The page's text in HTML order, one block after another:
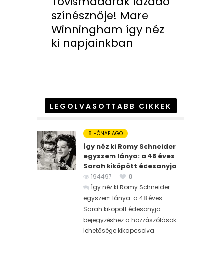
színésznője! Mare
Winningham így néz
ki napjainkban
LEGOLVASOTTABB CIKKEK
8 HÓNAP AGO
Így néz ki Romy Schneider
egyszem lánya: a 48 éves
Sarah kiköpött édesanyja
194497
0
Így néz ki Romy Schneider
egyszem lánya: a 48 éves
Sarah kiköpött édesanyja
bejegyzéshez a hozzászólások
lehetősége kikapcsolva